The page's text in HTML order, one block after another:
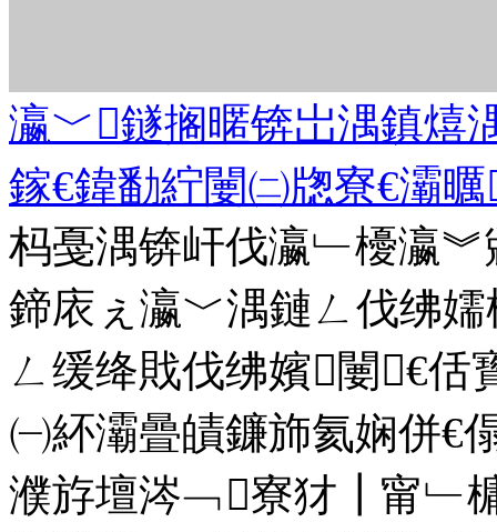
瀛﹀鐩搁暱锛岀湡鎮熺
鎵€鍏勫紵闄㈡牎寮€灞
杩戞湡锛屽伐瀛﹂櫌瀛
鍗庡ぇ瀛﹀湡鏈ㄥ伐绋
ㄥ缓绛戝伐绋嬪闄€佸
㈠紑灞曡皟鐮斾氦娴併€
濮斿壇涔﹁寮犲┃甯﹂